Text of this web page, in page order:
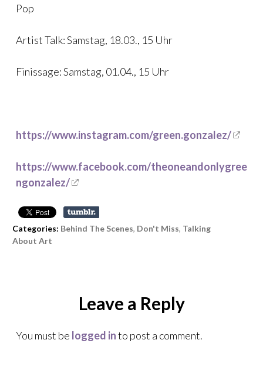
Pop
Artist Talk: Samstag, 18.03., 15 Uhr
Finissage: Samstag, 01.04., 15 Uhr
https://www.instagram.com/green.gonzalez/
https://www.facebook.com/theoneandonlygree
ngonzalez/
Categories: Behind The Scenes, Don't Miss, Talking
About Art
Leave a Reply
You must be logged into post a comment.